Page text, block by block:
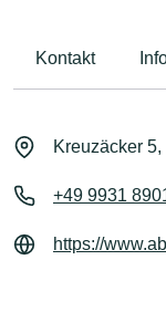
Kontakt
Kreuzäcker
+49 9931
https://